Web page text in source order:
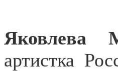
Яковлева
артистка